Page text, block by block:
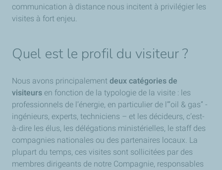
communication à distance nous incitent à privilégier les
visites à fort enjeu.
Quel est le profil du visiteur ?
Nous avons principalement deux catégories de
visiteurs en fonction de la typologie de la visite : les
professionnels de l’énergie, en particulier de l’”oil & gas” -
ingénieurs, experts, techniciens – et les décideurs, c’est-
à-dire les élus, les délégations ministérielles, le staff des
compagnies nationales ou des partenaires locaux. La
plupart du temps, ces visites sont sollicitées par des
membres dirigeants de notre Compagnie, responsables